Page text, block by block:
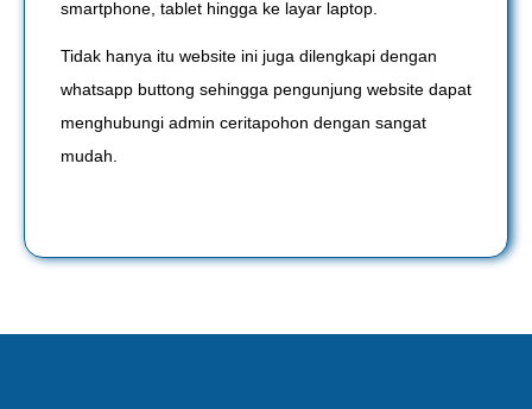
smartphone, tablet hingga ke layar laptop.
Tidak hanya itu website ini juga dilengkapi dengan
whatsapp buttong sehingga pengunjung website dapat
menghubungi admin ceritapohon dengan sangat
mudah.